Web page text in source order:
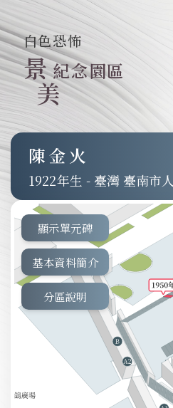
白色恐怖
景
美
紀念園區
陳金火
1922 - 臺灣 臺南市人
顯示單元碑
基本資料簡介
分區說明